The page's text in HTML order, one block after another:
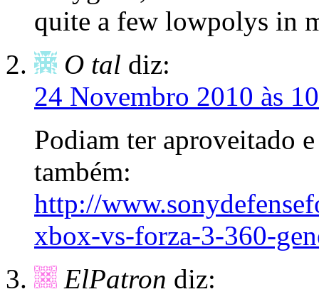
quite a few lowpolys in
O tal diz:
24 Novembro 2010 às
Podiam ter aproveitado
também:
http://
xbox-vs-forza-3-360-
ElPatron diz: